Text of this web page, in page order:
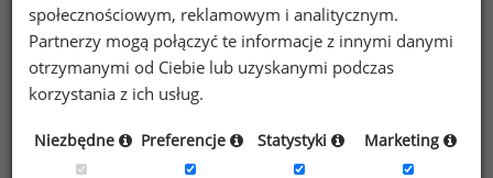
Zarobki w Polsce Wynagrodzenia w branży IT
Zobacz więcej infografik
społecznościowym, reklamowym i analitycznym.
Partnerzy mogą połączyć te informacje z innymi danymi
otrzymanymi od Ciebie lub uzyskanymi podczas
korzystania z ich usług.
Niezbędne Preferencje Statystyki Marketing